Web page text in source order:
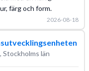
färg och form.
2026-08-18
Stockholms län